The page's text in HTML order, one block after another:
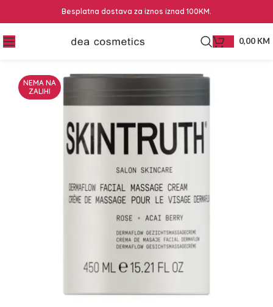
Besplatna dostava za iznos iznad 100KM.
0,00 KM
NEMA NA
ZALIHI